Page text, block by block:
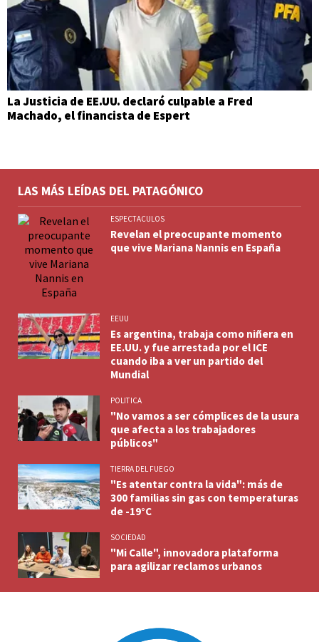
La Justicia de EE.UU. declaró culpable a Fred
Machado, el financista de Espert
LAS MÁS LEÍDAS DEL PATAGÓNICO
ESPECTACULOS
Revelan el preocupante momento
que vive Mariana Nannis en España
EEUU
Es argentina, trabaja como niñera en
EE.UU. y fue arrestada por el ICE
cuando iba a ver un partido del
Mundial
POLITICA
"No vamos a ser cómplices de la usura
que afecta a los trabajadores
públicos"
TIERRA DEL FUEGO
"Es atentar contra la vida": más de
300 familias sin gas con temperaturas
de -19°C
SOCIEDAD
"Mi Calle", innovadora plataforma
para agilizar reclamos urbanos